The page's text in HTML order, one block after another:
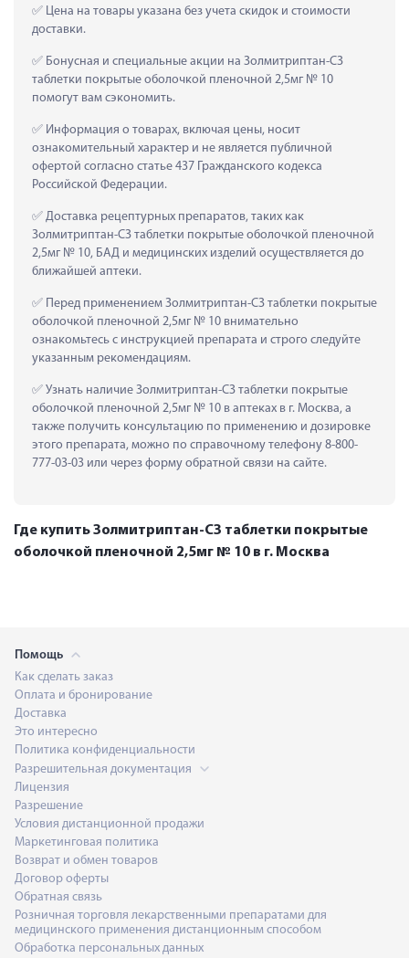
Цена на товары указана без учета скидок и стоимости
доставки.
Бонусная и специальные акции на Золмитриптан-СЗ
таблетки покрытые оболочкой пленочной 2,5мг № 10
помогут вам сэкономить.
Информация о товарах, включая цены, носит
ознакомительный характер и не является публичной
офертой согласно статье 437 Гражданского кодекса
Российской Федерации.
Доставка рецептурных препаратов, таких как
Золмитриптан-СЗ таблетки покрытые оболочкой пленочной
2,5мг № 10, БАД и медицинских изделий осуществляется до
ближайшей аптеки.
Перед применением Золмитриптан-СЗ таблетки покрытые
оболочкой пленочной 2,5мг № 10 внимательно
ознакомьтесь с инструкцией препарата и строго следуйте
указанным рекомендациям.
Узнать наличие Золмитриптан-СЗ таблетки покрытые
оболочкой пленочной 2,5мг № 10 в аптеках в г. Москва, а
также получить консультацию по применению и дозировке
этого препарата, можно по справочному телефону 8-800-
777-03-03 или через форму обратной связи на сайте.
Где купить Золмитриптан-СЗ таблетки покрытые
оболочкой пленочной 2,5мг № 10 в г. Москва
Помощь
Как сделать заказ
Оплата и бронирование
Доставка
Это интересно
Политика конфиденциальности
Разрешительная документация
Лицензия
Разрешение
Условия дистанционной продажи
Маркетинговая политика
Возврат и обмен товаров
Договор оферты
Обратная связь
Розничная торговля лекарственными препаратами для
медицинского применения дистанционным способом
Обработка персональных данных